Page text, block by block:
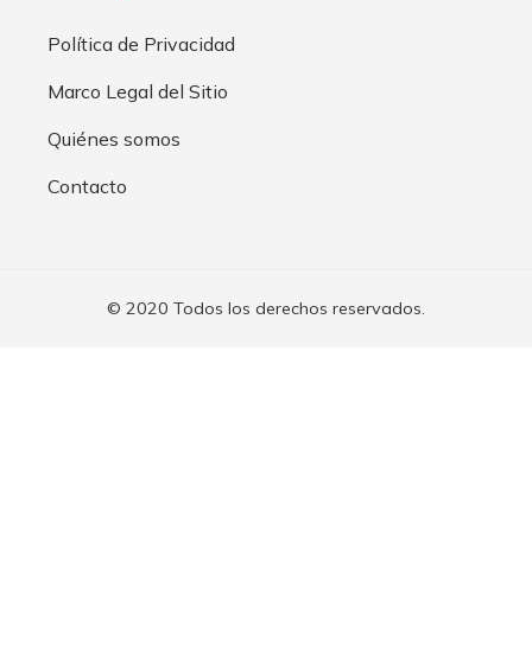
Política de Privacidad
Marco Legal del Sitio
Quiénes somos
Contacto
© 2020 Todos los derechos reservados.